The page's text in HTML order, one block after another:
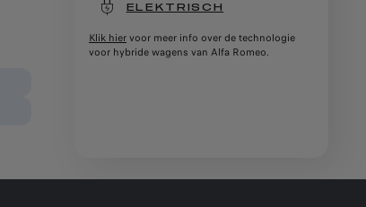
ELEKTRISCH
Klik hiervoor meer info over de technologie
voor hybride wagens van Alfa Romeo.